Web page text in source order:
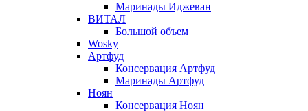
Маринады Иджеван
ВИТАЛ
Большой объем
Wosky
Артфуд
Консервация Артфуд
Маринады Артфуд
Ноян
Консервация Ноян